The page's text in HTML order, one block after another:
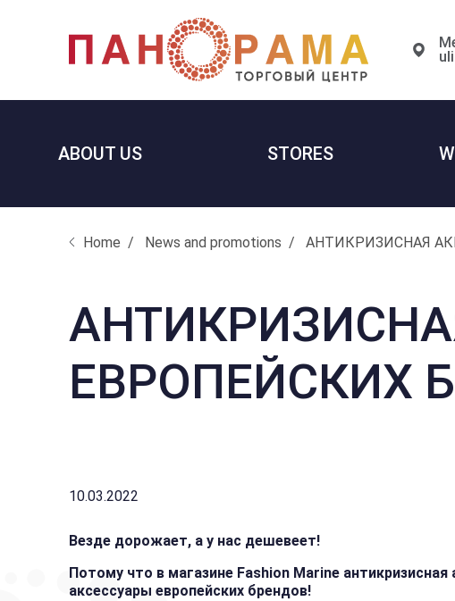
ABOUT US STORES
Home News and promotions АНТИКРИЗИСНАЯ
ЕВРОПЕЙСКИХ
10.03.2022
Везде дорожает, а у нас дешевеет!
Потому что в магазине Fashion Marine
аксессуары европейских брендов!